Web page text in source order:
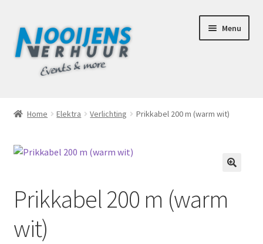
door
naar
navigatie
naar
de
Menu
Totaal Concept Voor Je Bruiloft
Mijn account
Home Elektra Verlichting Prikkabel 200 m (warm wit)
Prikkabel 200 m (warm
wit)